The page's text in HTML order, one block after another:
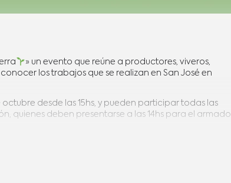
» un evento que reúne a productores, viveros,
los trabajos que se realizan en San José en
desde las 15hs, y pueden participar todas las
quienes deben presentarse a las 14hs para el armado
la sustentabilidad, la producción orgánica y el